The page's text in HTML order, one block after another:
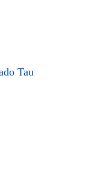
Tau